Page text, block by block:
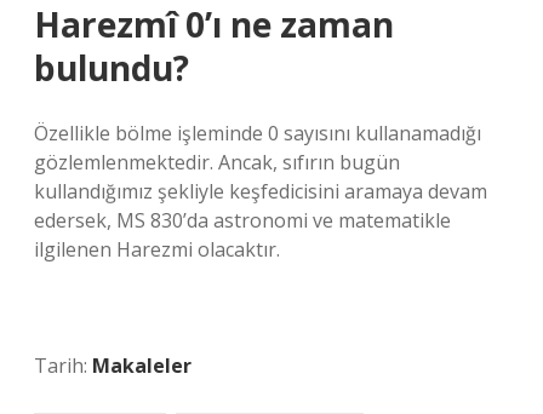
Harezmî 0’ı ne zaman
bulundu?
Özellikle bölme işleminde 0 sayısını kullanamadığı
gözlemlenmektedir. Ancak, sıfırın bugün
kullandığımız şekliyle keşfedicisini aramaya devam
edersek, MS 830’da astronomi ve matematikle
ilgilenen Harezmi olacaktır.
Tarih: Makaleler